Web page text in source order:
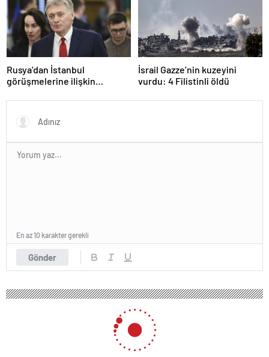
Rusya’dan İstanbul
görüşmelerine ilişkin
İsrail Gazze’nin kuzeyini
vurdu: 4 Filistinli öldü
Gönder
En az 10 karakter gerekli